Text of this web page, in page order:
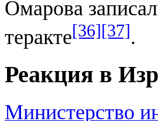
Омарова
теракте[36][37].
Реакция в
Министерство